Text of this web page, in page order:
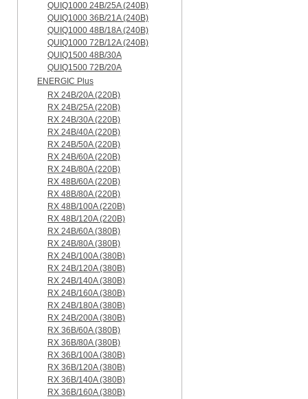
QUIQ1000 24B/25A (240B)
QUIQ1000 36B/21A (240B)
QUIQ1000 48B/18A (240B)
QUIQ1000 72B/12A (240B)
QUIQ1500 48B/30A
QUIQ1500 72B/20A
ENERGIC Plus
RX 24B/20A (220B)
RX 24B/25A (220B)
RX 24B/30A (220B)
RX 24B/40A (220B)
RX 24B/50A (220B)
RX 24B/60A (220B)
RX 24B/80A (220B)
RX 48B/60A (220B)
RX 48B/80A (220B)
RX 48B/100A (220B)
RX 48B/120A (220B)
RX 24B/60A (380B)
RX 24B/80A (380B)
RX 24B/100A (380B)
RX 24B/120A (380B)
RX 24B/140A (380B)
RX 24B/160A (380B)
RX 24B/180A (380B)
RX 24B/200A (380B)
RX 36B/60A (380B)
RX 36B/80A (380B)
RX 36B/100A (380B)
RX 36B/120A (380B)
RX 36B/140A (380B)
RX 36B/160A (380B)